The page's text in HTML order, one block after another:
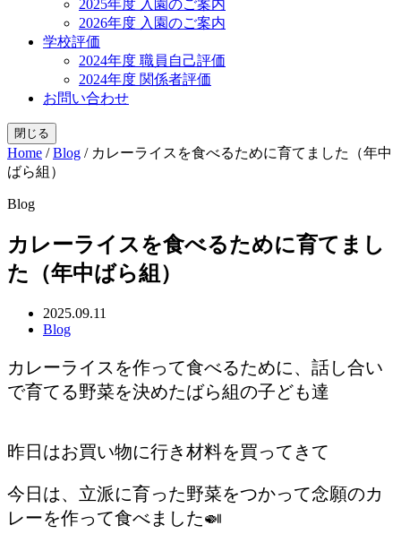
2025年度 入園のご案内
2026年度 入園のご案内
学校評価
2024年度 職員自己評価
2024年度 関係者評価
お問い合わせ
閉じる
Home /Blog / カレーライスを食べるために育てました（年中
ばら組）
Blog
カレーライスを食べるために育てまし
た（年中ばら組）
2025.09.11
Blog
カレーライスを作って食べるために、話し合い
で育てる野菜を決めたばら組の子ども達
昨日はお買い物に行き材料を買ってきて
今日は、立派に育った野菜をつかって念願のカ
レーを作って食べました🍛